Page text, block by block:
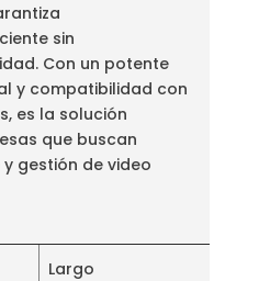
sin
Con un potente
y compatibilidad con
es la solución
que buscan
gestión de video
Largo